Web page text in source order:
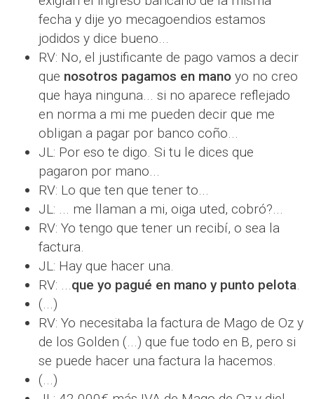
fecha y dije yo mecagoendios estamos
jodidos y dice bueno...
RV: No, el justificante de pago vamos a decir
que nosotros pagamos en mano yo no creo
que haya ninguna... si no aparece reflejado
en norma a mi me pueden decir que me
obligan a pagar por banco coño...
JL: Por eso te digo. Si tu le dices que
pagaron por mano...
RV: Lo que ten que tener to...
JL: ... me llaman a mi, oiga uted, cobró?...
RV: Yo tengo que tener un recibí, o sea la
factura.
JL: Hay que hacer una.
RV: ...que yo pagué en mano y punto pelota.
(...)
RV: Yo necesitaba la factura de Mago de Oz y
de los Golden (...) que fue todo en B, pero si
se puede hacer una factura la hacemos.
(...)